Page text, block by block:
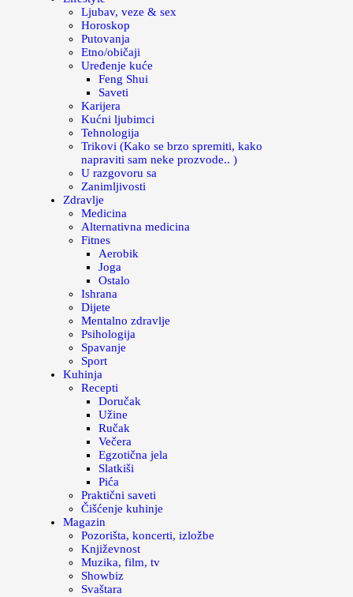
Ljubav, veze & sex
Horoskop
Putovanja
Etno/običaji
Uređenje kuće
Feng Shui
Saveti
Karijera
Kućni ljubimci
Tehnologija
Trikovi (Kako se brzo spremiti, kako
napraviti sam neke prozvode.. )
U razgovoru sa
Zanimljivosti
Zdravlje
Medicina
Alternativna medicina
Fitnes
Aerobik
Joga
Ostalo
Ishrana
Dijete
Mentalno zdravlje
Psihologija
Spavanje
Sport
Kuhinja
Recepti
Doručak
Užine
Ručak
Večera
Egzotična jela
Slatkiši
Pića
Praktični saveti
Čišćenje kuhinje
Magazin
Pozorišta, koncerti, izložbe
Književnost
Muzika, film, tv
Showbiz
Svaštara